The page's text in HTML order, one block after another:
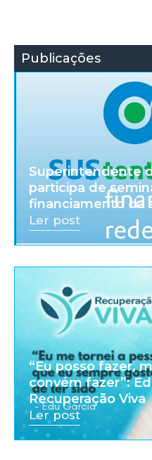
Publicações
Superintendente
participa de
financiamento da
Ler post
“Eu posso fazer,
convém fazer”:
Recuperação Viva
Ler post